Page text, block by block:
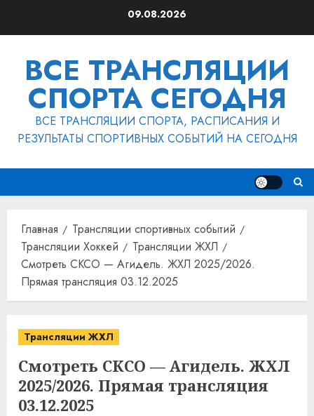
09.08.2026
ВСЕ ТРАНСЛЯЦИИ
СПОРТА СЕГОДНЯ
ВСЕ ТРАНСЛЯЦИИ СПОРТА, РАСПИСАНИЯ И
РЕЗУЛЬТАТЫ СПОРТИВНЫХ СОБЫТИЙ НА СЕГОДНЯ
Главная
Трансляции спортивных событий
Трансляции Хоккей
Трансляции ЖХЛ
Смотреть СКСО — Агидель. ЖХЛ 2025/2026.
Прямая трансляция 03.12.2025
Трансляции ЖХЛ
Смотреть СКСО — Агидель. ЖХЛ
2025/2026. Прямая трансляция
03.12.2025